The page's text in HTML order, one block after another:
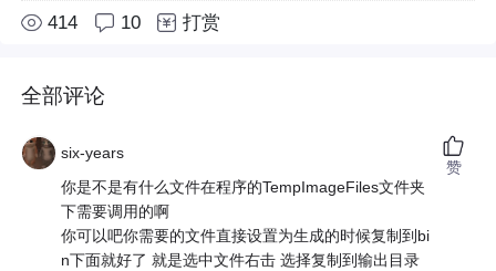
414 10 打赏
全部评论
six-years
你是不是有什么文件在程序的TempImageFiles文件夹
下需要调用的啊
你可以吧你需要的文件直接设置为生成的时候复制到bi
n下面就好了 就是选中文件右击 选择复制到输出目录
赞